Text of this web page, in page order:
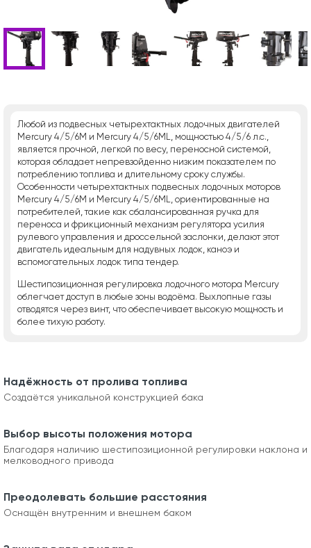
Любой из подвесных четырехтактных лодочных двигателей
Mercury 4/5/6M и Mercury 4/5/6ML, мощностью 4/5/6 л.с.,
является прочной, легкой по весу, переносной системой,
которая обладает непревзойденно низким показателем по
потреблению топлива и длительному сроку службы.
Особенности четырехтактных подвесных лодочных моторов
Mercury 4/5/6M и Mercury 4/5/6ML, ориентированные на
потребителей, такие как сбалансированная ручка для
переноса и фрикционный механизм регулятора усилия
рулевого управления и дроссельной заслонки, делают этот
двигатель идеальным для надувных лодок, каноэ и
вспомогательных лодок типа тендер.
Шестипозиционная регулировка лодочного мотора Mercury
облегчает доступ в любые зоны водоёма. Выхлопные газы
отводятся через винт, что обеспечивает высокую мощность и
более тихую работу.
Надёжность от пролива топлива
Создаётся уникальной конструкцией бака
Выбор высоты положения мотора
Благодаря наличию шестипозиционной регулировки наклона и
мелководного привода
Преодолевать большие расстояния
Оснащён внутренним и внешнем баком